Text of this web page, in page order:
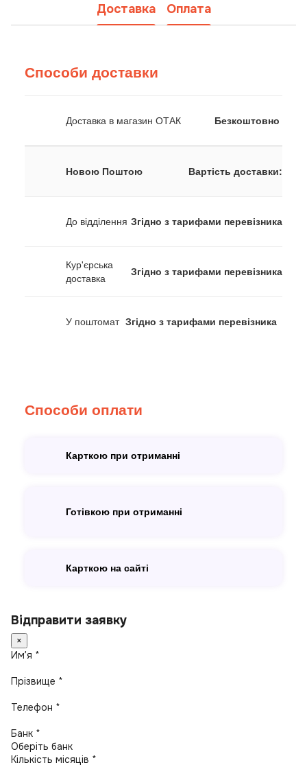
Доставка Оплата
Способи доставки
Доставка в магазин ОТАК Безкоштовно
Новою Поштою Вартість доставки:
До відділення Згідно з тарифами перевізника
Кур'єрська
доставка
Згідно з тарифами перевізника
У поштомат Згідно з тарифами перевізника
Способи оплати
Карткою при отриманні
Готівкою при отриманні
Карткою на сайті
Відправити заявку
×
Имʼя *
Прізвище *
Телефон *
Банк *
Кількість місяців *